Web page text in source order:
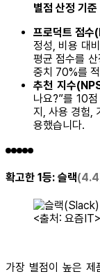
별점 산정 기준
프로덕트 점
정성, 비용 대
평균 점수를
중치 70%를
추천 지수
나요?”를 10
지, 사용 경험,
용했습니다.
확고한 1등: 슬랙
<출처: 요즘IT>
가장 별점이 높은 제